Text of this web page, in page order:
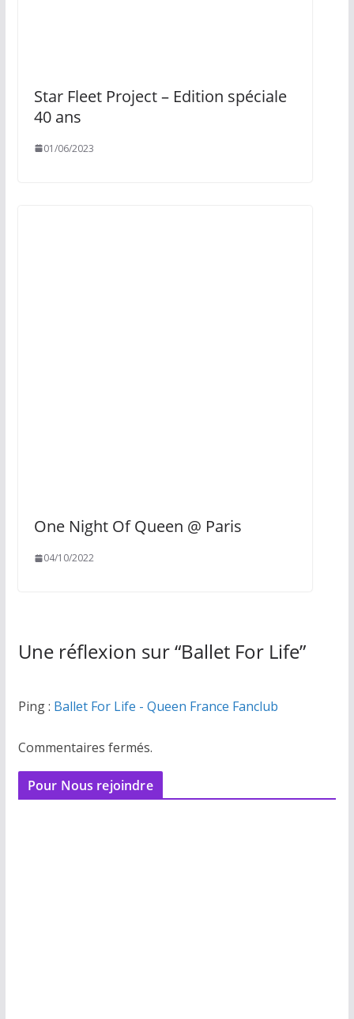
Star Fleet Project – Edition spéciale
40 ans
01/06/2023
One Night Of Queen @ Paris
04/10/2022
Une réflexion sur “Ballet For Life”
Ping : Ballet For Life - Queen France Fanclub
Commentaires fermés.
Pour Nous rejoindre